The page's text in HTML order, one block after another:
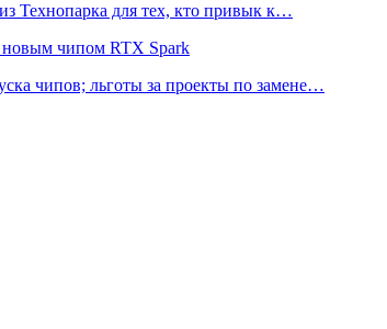
Технопарка для тех, кто привык к…
новым чипом RTX Spark
чипов; льготы за проекты по замене…